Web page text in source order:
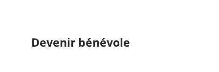
Devenir bénévole